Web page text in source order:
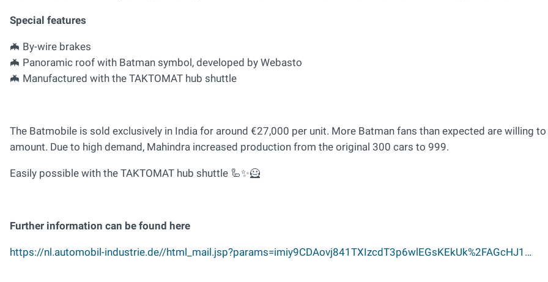
Special features
🦇 By-wire brakes
🦇 Panoramic roof with Batman symbol, developed by Webasto
🦇 Manufactured with the TAKTOMAT hub shuttle
The Batmobile is sold exclusively in India for around €27,000 per unit. More Batman fans than expected are willing
amount. Due to high demand, Mahindra increased production from the original 300 cars to 999.
Easily possible with the TAKTOMAT hub shuttle 🦾✨🦸
Further information can be found here
https://nl.automobil-industrie.de//html_mail.jsp?params=imiy9CDAovj841TXIzcdT3p6wlEGsKEkUk%2FAGcHJ1…